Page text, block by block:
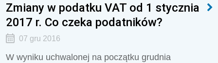
Zmiany w podatku VAT od 1 stycznia
2017 r. Co czeka podatników?
07 gru 2016
W wyniku uchwalonej na początku grudnia